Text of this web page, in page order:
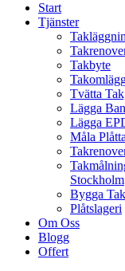
Start
Tjänster
Takbyte
Tvätta
Lägga
Lägga
Måla
Stockholm
Bygga
Plåtslageri
Om Oss
Blogg
Offert